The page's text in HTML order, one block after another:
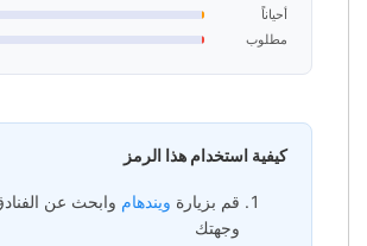
أحياناً
مطلوب
كيفية استخدام هذا الرمز
قم بزيارة ويندهاموابحث عن
وجهتك